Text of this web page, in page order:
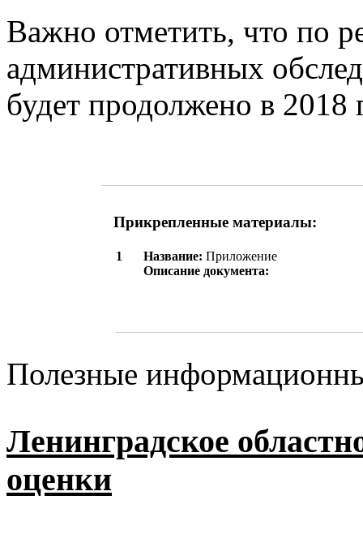
Важно отметить, что по
административных
будет продолжено в 2018
Прикрепленные материалы:
1 Название: Приложение
Описание документа:
Полезные
Ленинградское
оценки